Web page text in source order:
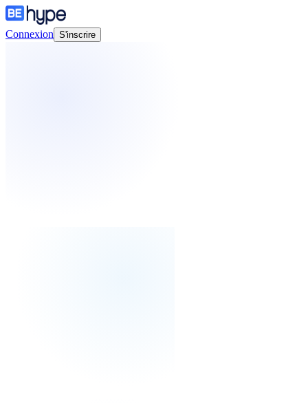
Connexion S'inscrire